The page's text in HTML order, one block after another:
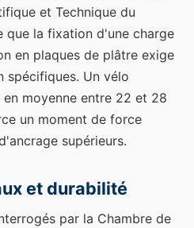
et Technique du
que la fixation d'une charge
en plaques de plâtre exige
spécifiques. Un vélo
moyenne entre 22 et 28
un moment de force
supérieurs.
et durabilité
par la Chambre de